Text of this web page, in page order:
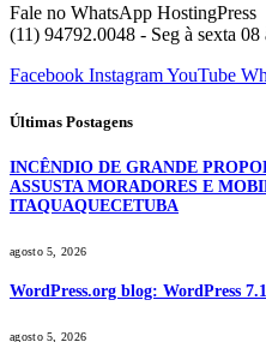
Fale no WhatsApp HostingPress
(11) 94792.0048 - Seg à sexta 08
Facebook InstagramYouTube
Últimas Postagens
INCÊNDIO DE GRANDE
ASSUSTA MORADORES E
ITAQUAQUECETUBA
agosto 5, 2026
WordPress.org blog: WordPress
agosto 5, 2026